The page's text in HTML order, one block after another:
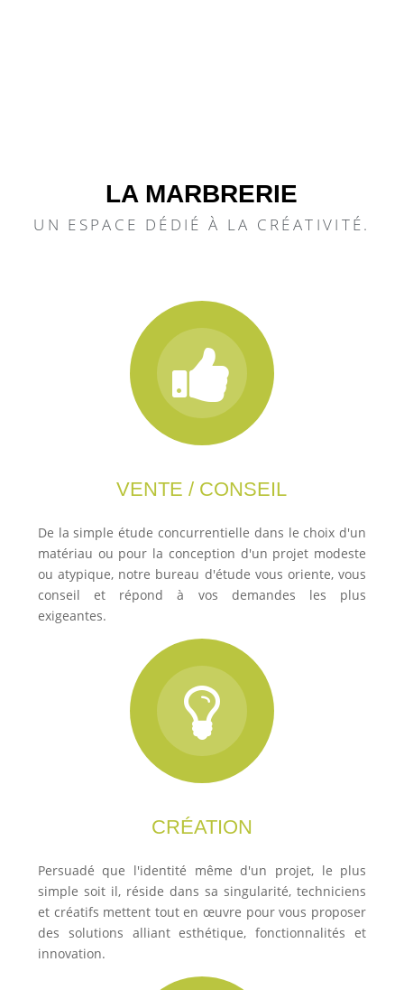
LA MARBRERIE
UN ESPACE DÉDIÉ À LA CRÉATIVITÉ.
VENTE / CONSEIL
De la simple étude concurrentielle dans le choix d'un
matériau ou pour la conception d'un projet modeste
ou atypique, notre bureau d'étude vous oriente, vous
conseil et répond à vos demandes les plus
exigeantes.
CRÉATION
Persuadé que l'identité même d'un projet, le plus
simple soit il, réside dans sa singularité, techniciens
et créatifs mettent tout en œuvre pour vous proposer
des solutions alliant esthétique, fonctionnalités et
innovation.